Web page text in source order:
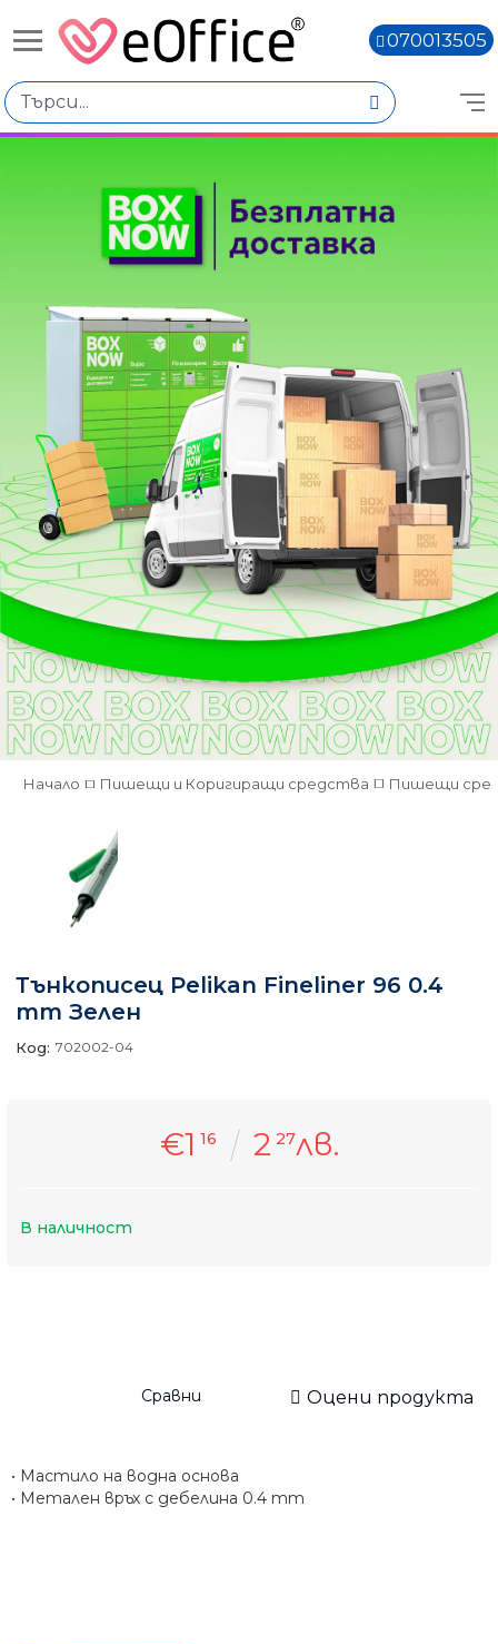
070013505
Начало Пишещи и Коригиращи средства Пишещи
Тънкописец Pelikan Fineliner 96 0.4
mm Зелен
Код: 702002-04
€1 16 2 27лв.
В наличност
Сравни Оцени продукта
• Мастило на водна основа
• Метален връх с дебелина 0.4 mm